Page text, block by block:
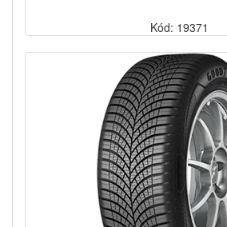
Kód: 19371